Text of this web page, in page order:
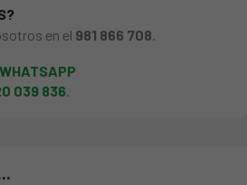
en el 981 866 708
WHATSAPP
039 836.